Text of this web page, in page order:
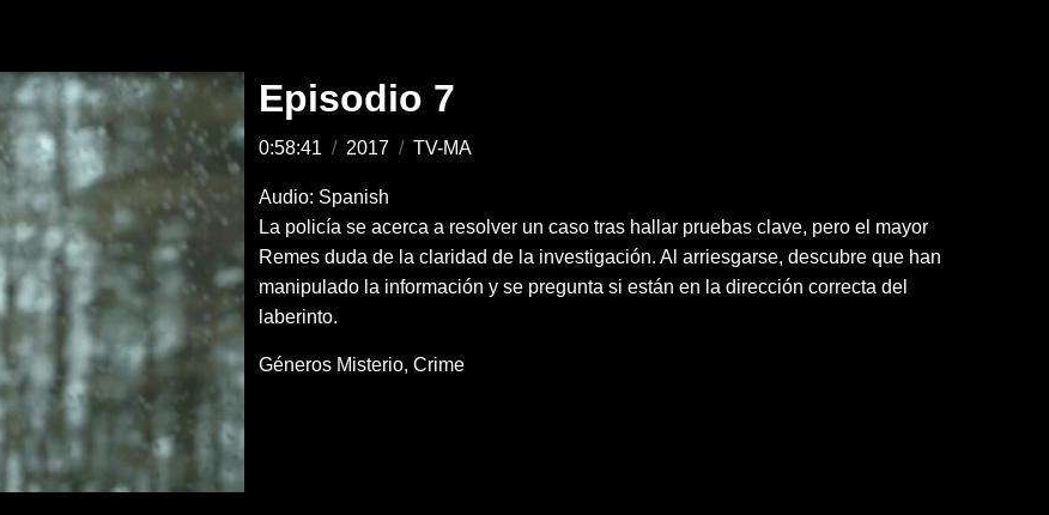
Episodio 7
0:58:41 / 2017 / TV-MA
Audio: Spanish
La policía se acerca a resolver un caso tras hallar pruebas clave, pero el mayor
Remes duda de la claridad de la investigación. Al arriesgarse, descubre que han
manipulado la información y se pregunta si están en la dirección correcta del
laberinto.
Géneros Misterio Crime